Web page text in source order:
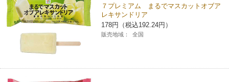
７プレミアム まるでマスカットオブア
レキサンドリア
178円（税込192.24円）
販売地域： 全国